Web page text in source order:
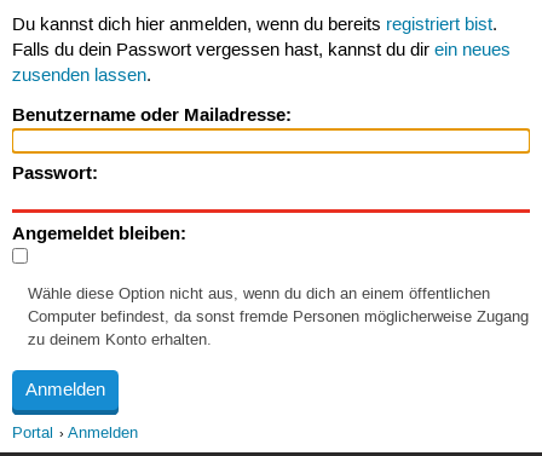
Du kannst dich hier anmelden, wenn du bereits registriert bist.
Falls du dein Passwort vergessen hast, kannst du dir ein neues
zusenden lassen.
Benutzername oder Mailadresse:
Passwort:
Angemeldet bleiben:
Wähle diese Option nicht aus, wenn du dich an einem öffentlichen
Computer befindest, da sonst fremde Personen möglicherweise Zugang
zu deinem Konto erhalten.
Portal Anmelden